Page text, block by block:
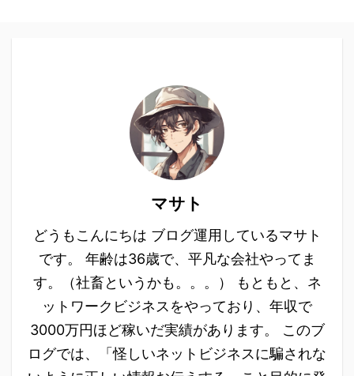
マサト
どうもこんにちは ブログ運用しているマサト
です。 年齢は36歳で、平凡な会社やってま
す。（社畜というかも。。。） もともと、ネ
ットワークビジネスをやっており、年収で
3000万円ほど稼いだ実績があります。 このブ
ログでは、「怪しいネットビジネスに騙されな